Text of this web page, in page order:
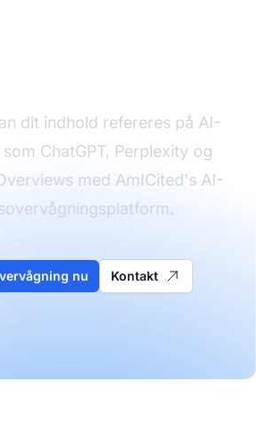
dit indhold refereres på AI-
ChatGPT, Perplexity og
med AmICited's AI-
nu Kontakt